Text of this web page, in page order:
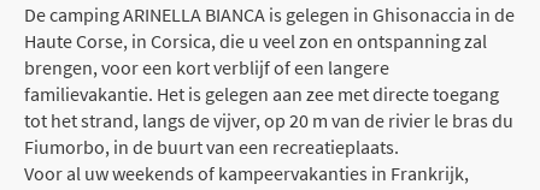
De camping ARINELLA BIANCA is gelegen in Ghisonaccia in de
Haute Corse, in Corsica, die u veel zon en ontspanning zal
brengen, voor een kort verblijf of een langere
familievakantie. Het is gelegen aan zee met directe toegang
tot het strand, langs de vijver, op 20 m van de rivier le bras du
Fiumorbo, in de buurt van een recreatieplaats.
Voor al uw weekends of kampeervakanties in Frankrijk,